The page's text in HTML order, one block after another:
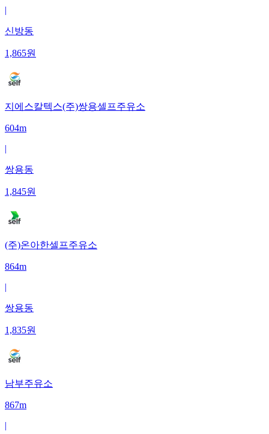
|
신방동
1,865원
지에스칼텍스(주)쌍용셀프주유소
604m
|
쌍용동
1,845원
(주)온아한셀프주유소
864m
|
쌍용동
1,835원
남부주유소
867m
|